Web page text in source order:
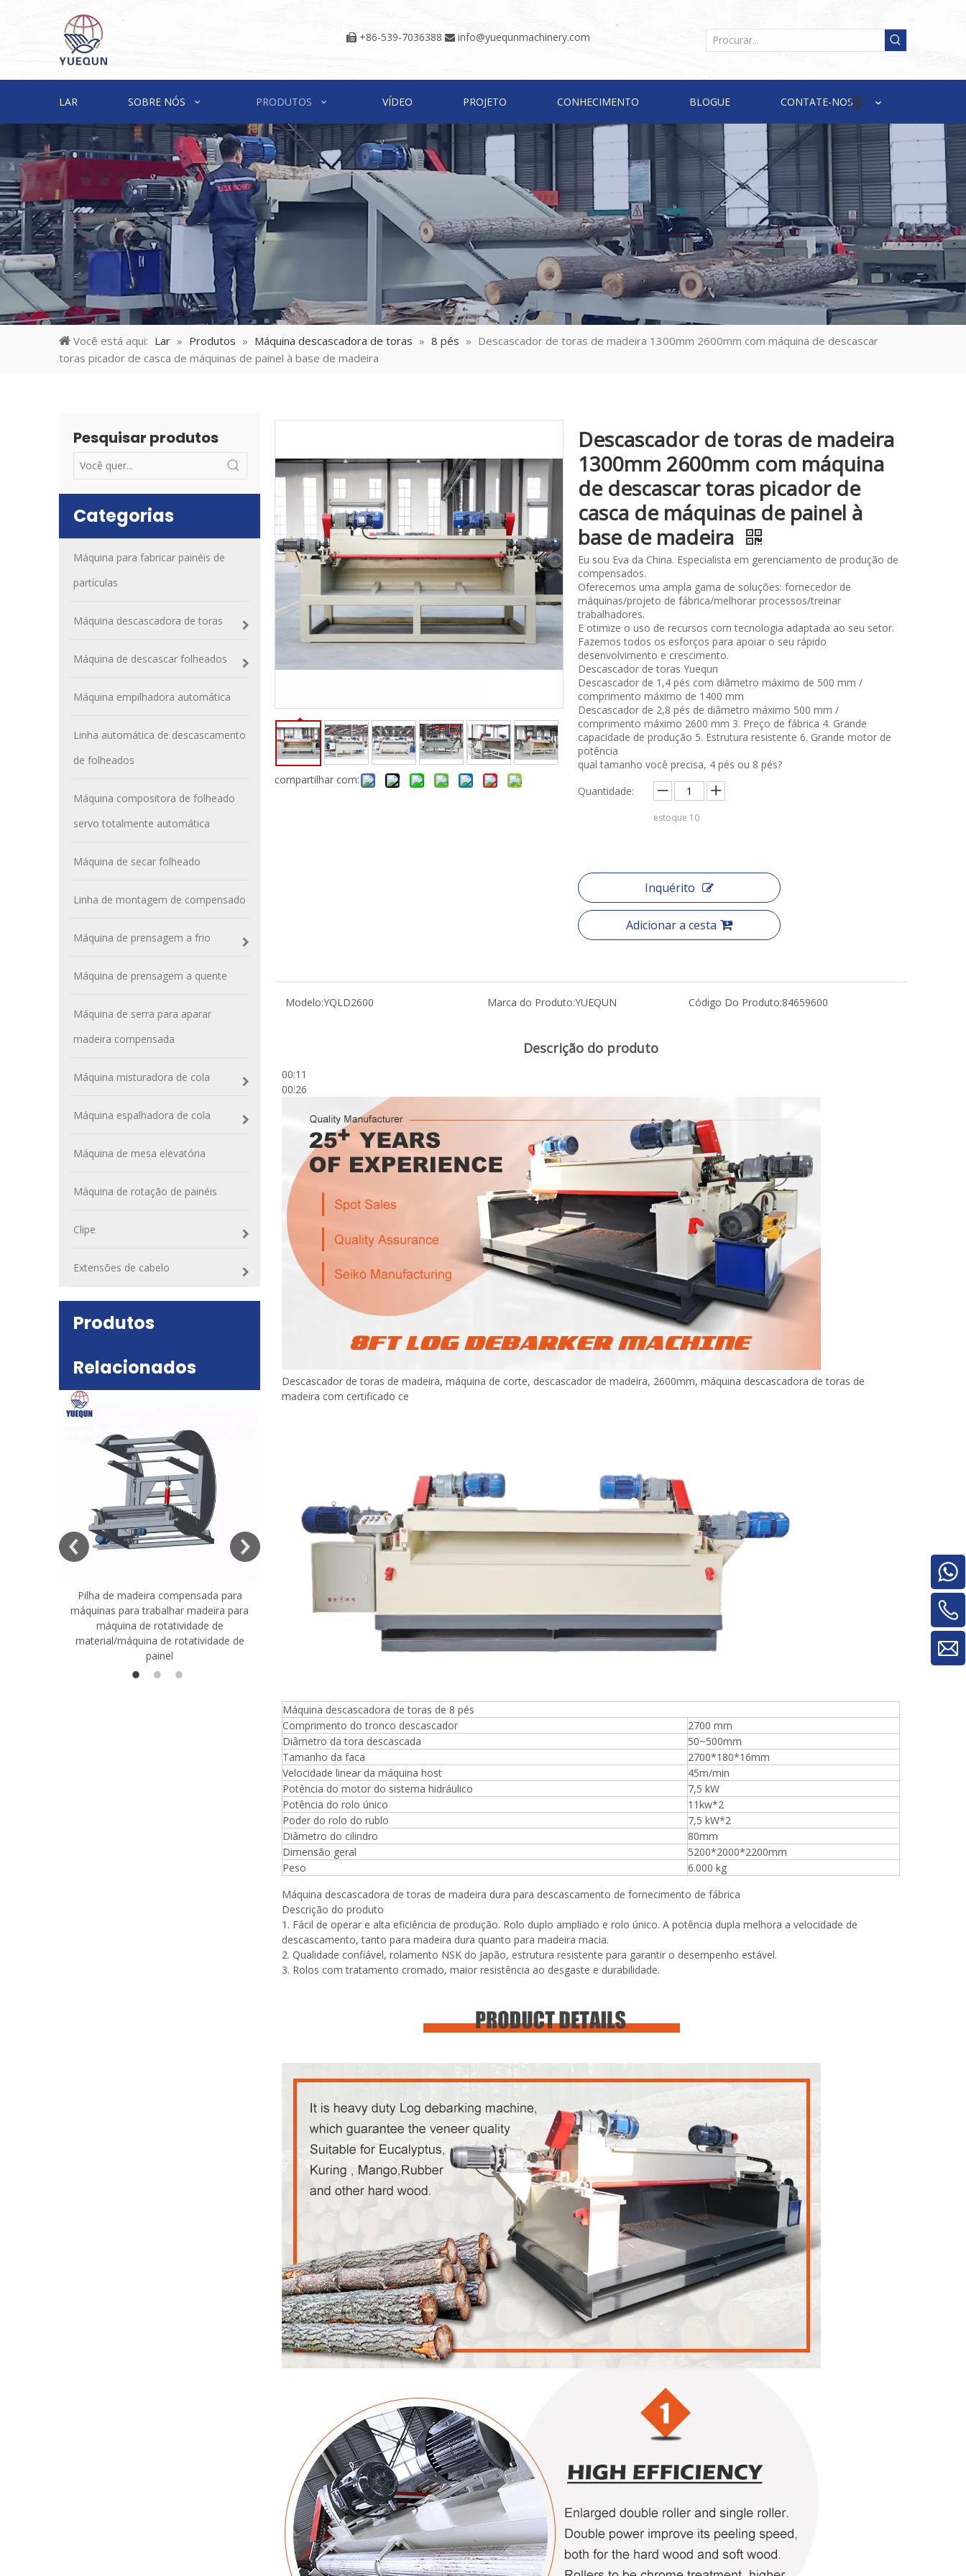
 +86-539-7036388  info@yuequnmachinery.com
LAR SOBRE NÓS PRODUTOS VÍDEO PROJETO CONHECIMENTO BLOGUE CONTATE-NOS
Você está aqui: Lar » Produtos » Máquina descascadora de toras » 8 pés » Descascador de toras de madeira 1300mm 2600mm com máquina de descascar
toras picador de casca de máquinas de painel à base de madeira
Pesquisar produtos
Categorias
Máquina para fabricar painéis de
partículas
Máquina descascadora de toras
Máquina de descascar folheados
Máquina empilhadora automática
Linha automática de descascamento
de folheados
Máquina compositora de folheado
servo totalmente automática
Máquina de secar folheado
Linha de montagem de compensado
Máquina de prensagem a frio
Máquina de prensagem a quente
Máquina de serra para aparar
madeira compensada
Máquina misturadora de cola
Máquina espalhadora de cola
Máquina de mesa elevatória
Máquina de rotação de painéis
Clipe
Extensões de cabelo
Produtos
Relacionados
Pilha de madeira compensada para
máquinas para trabalhar madeira para
máquina de rotatividade de
material/máquina de rotatividade de
painel
Máquina espalhadora de cola para
madeira compensada, rolos de placa de
qualidade muito dura e inquebrável,
1400/2720mm, fornecida com 2000kg
Máquina para fazer madeira
elevatória
compartilhar com:
Descascador de toras de madeira
1300mm 2600mm com máquina
de descascar toras picador de
casca de máquinas de painel à
base de madeira
Eu sou Eva da China. Especialista em gerenciamento de produção de
compensados.
Oferecemos uma ampla gama de soluções: fornecedor de
máquinas/projeto de fábrica/melhorar processos/treinar
trabalhadores.
E otimize o uso de recursos com tecnologia adaptada ao seu setor.
Fazemos todos os esforços para apoiar o seu rápido
desenvolvimento e crescimento.
Descascador de toras Yuequn
Descascador de 1,4 pés com diâmetro máximo de 500 mm /
comprimento máximo de 1400 mm
Descascador de 2,8 pés de diâmetro máximo 500 mm /
comprimento máximo 2600 mm 3. Preço de fábrica 4. Grande
capacidade de produção 5. Estrutura resistente 6. Grande motor de
potência
qual tamanho você precisa, 4 pés ou 8 pés?
Quantidade:
estoque 10
Inquérito
Adicionar a cesta
Modelo:YQLD2600 Marca do Produto:YUEQUN Código Do Produto:84659600
Descrição do produto
00:11
00:26
Descascador de toras de madeira, máquina de corte, descascador de madeira, 2600mm, máquina descascadora de toras de
madeira com certificado ce
Máquina descascadora de toras de 8 pés
Comprimento do tronco descascador
2700 mm
Diâmetro da tora descascada
50~500mm
Tamanho da faca
2700*180*16mm
Velocidade linear da máquina host
45m/min
Potência do motor do sistema hidráulico
7,5 kW
Potência do rolo único
11kw*2
Poder do rolo do rublo
7,5 kW*2
Diâmetro do cilindro
80mm
Dimensão geral
5200*2000*2200mm
Peso
6.000 kg
Máquina descascadora de toras de madeira dura para descascamento de fornecimento de fábrica
Descrição do produto
1. Fácil de operar e alta eficiência de produção. Rolo duplo ampliado e rolo único. A potência dupla melhora a velocidade de
descascamento, tanto para madeira dura quanto para madeira macia.
2. Qualidade confiável, rolamento NSK do Japão, estrutura resistente para garantir o desempenho estável.
3. Rolos com tratamento cromado, maior resistência ao desgaste e durabilidade.